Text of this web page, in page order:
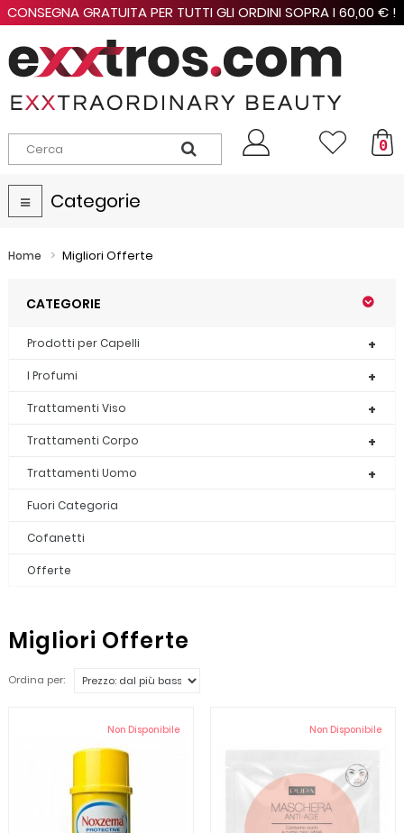
CONSEGNA GRATUITA PER TUTTI GLI ORDINI SOPRA I 60,00 € !
0
Navigazione
Toggle
Categorie
Home > Migliori Offerte
CATEGORIE
Prodotti per Capelli
I Profumi
Trattamenti Viso
Trattamenti Corpo
Trattamenti Uomo
Fuori Categoria
Cofanetti
Offerte
Migliori Offerte
Ordina per:
Non Disponibile Non Disponibile